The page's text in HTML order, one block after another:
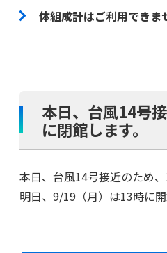
体組成計はご利用できま
本日、台風14号
に閉館します。
本日、台風14号接近のため、
明日、9/19（月）は13時に開